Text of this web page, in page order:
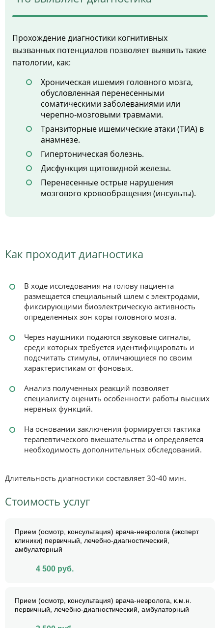
Прохождение диагностики когнитивных
вызванных потенциалов позволяет выявить такие
патологии, как:
Хроническая ишемия головного мозга,
обусловленная перенесенными
соматическими заболеваниями или
черепно-мозговыми травмами.
Транзиторные ишемические атаки (ТИА) в
анамнезе.
Гипертоническая болезнь.
Дисфункция щитовидной железы.
Перенесенные острые нарушения
мозгового кровообращения (инсульты).
Как проходит диагностика
В ходе исследования на голову пациента
размещается специальный шлем с электродами,
фиксирующими биоэлектрическую активность
определенных зон коры головного мозга.
Через наушники подаются звуковые сигналы,
среди которых требуется идентифицировать и
подсчитать стимулы, отличающиеся по своим
характеристикам от фоновых.
Анализ полученных реакций позволяет
специалисту оценить особенности работы высших
нервных функций.
На основании заключения формируется тактика
терапевтического вмешательства и определяется
необходимость дополнительных обследований.
Длительность диагностики составляет 30-40 мин.
Стоимость услуг
Прием (осмотр, консультация) врача-невролога (эксперт
клиники) первичный, лечебно-диагностический,
амбулаторный
4 500 руб.
Прием (осмотр, консультация) врача-невролога, к.м.н.
первичный, лечебно-диагностический, амбулаторный